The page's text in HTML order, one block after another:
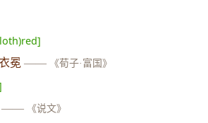
冕 —— 《荀子·富国》
—— 《说文》